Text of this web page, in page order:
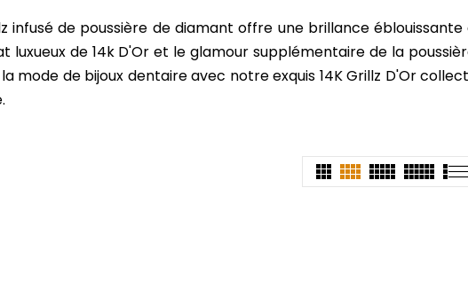
de poussière de diamant offre une brillance
de 14k D'Or et le glamour supplémentaire de la
mode de bijoux dentaire avec notre exquis 14K Grillz D'Or